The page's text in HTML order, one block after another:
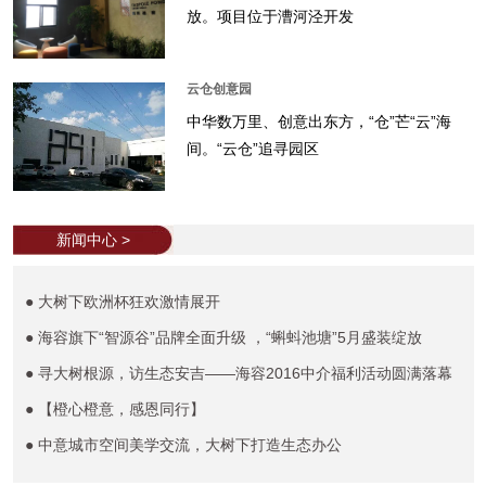
放。项目位于漕河泾开发
云仓创意园
中华数万里、创意出东方，“仓”芒“云”海
间。“云仓”追寻园区
新闻中心 >
● 大树下欧洲杯狂欢激情展开
● 海容旗下“智源谷”品牌全面升级 ，“蝌蚪池塘”5月盛装绽放
● 寻大树根源，访生态安吉——海容2016中介福利活动圆满落幕
● 【橙心橙意，感恩同行】
● 中意城市空间美学交流，大树下打造生态办公